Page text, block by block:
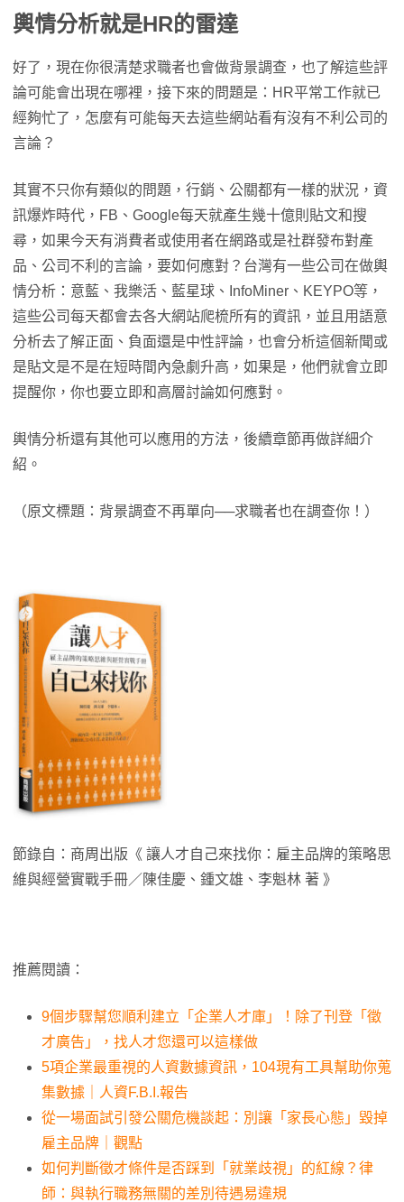
輿情分析就是HR的雷達
好了，現在你很清楚求職者也會做背景調查，也了解這些評
論可能會出現在哪裡，接下來的問題是：HR平常工作就已
經夠忙了，怎麼有可能每天去這些網站看有沒有不利公司的
言論？
其實不只你有類似的問題，行銷、公關都有一樣的狀況，資
訊爆炸時代，FB、Google每天就產生幾十億則貼文和搜
尋，如果今天有消費者或使用者在網路或是社群發布對產
品、公司不利的言論，要如何應對？台灣有一些公司在做輿
情分析：意藍、我樂活、藍星球、InfoMiner、KEYPO等，
這些公司每天都會去各大網站爬梳所有的資訊，並且用語意
分析去了解正面、負面還是中性評論，也會分析這個新聞或
是貼文是不是在短時間內急劇升高，如果是，他們就會立即
提醒你，你也要立即和高層討論如何應對。
輿情分析還有其他可以應用的方法，後續章節再做詳細介
紹。
（原文標題：背景調查不再單向──求職者也在調查你！）
節錄自：商周出版《 讓人才自己來找你：雇主品牌的策略思
維與經營實戰手冊／陳佳慶、鍾文雄、李魁林 著 》
推薦閱讀：
9個步驟幫您順利建立「企業人才庫」！除了刊登「徵
才廣告」，找人才您還可以這樣做
5項企業最重視的人資數據資訊，104現有工具幫助你蒐
集數據｜人資F.B.I.報告
從一場面試引發公關危機談起：別讓「家長心態」毀掉
雇主品牌｜觀點
如何判斷徵才條件是否踩到「就業歧視」的紅線？律
師：與執行職務無關的差別待遇易違規